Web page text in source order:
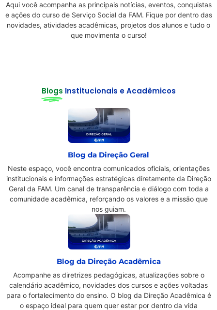
Aqui você acompanha as principais notícias, eventos, conquistas
e ações do curso de Serviço Social da FAM. Fique por dentro das
novidades, atividades acadêmicas, projetos dos alunos e tudo o
que movimenta o curso!
Blogs Institucionais e Acadêmicos
Blog da Direção Geral
Neste espaço, você encontra comunicados oficiais, orientações
institucionais e informações estratégicas diretamente da Direção
Geral da FAM. Um canal de transparência e diálogo com toda a
comunidade acadêmica, reforçando os valores e a missão que
nos guiam.
Blog da Direção Acadêmica
Acompanhe as diretrizes pedagógicas, atualizações sobre o
calendário acadêmico, novidades dos cursos e ações voltadas
para o fortalecimento do ensino. O blog da Direção Acadêmica é
o espaço ideal para quem quer estar por dentro da vida